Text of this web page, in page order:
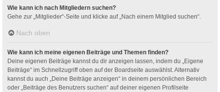
Wie kann ich nach Mitgliedern suchen?
Gehe zur „Mitglieder“-Seite und klicke auf „Nach einem Mitglied suchen“.
Nach oben
Wie kann ich meine eigenen Beiträge und Themen finden?
Deine eigenen Beiträge kannst du dir anzeigen lassen, indem du „Eigene
Beiträge“ im Schnellzugriff oben auf der Boardseite auswählst. Alternativ
kannst du auch „Deine Beiträge anzeigen“ in deinem persönlichen Bereich
oder „Beiträge des Benutzers suchen“ auf deiner eigenen Profilseite